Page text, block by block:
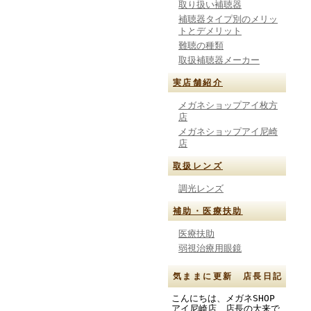
取り扱い補聴器
補聴器タイプ別のメリッ
トとデメリット
難聴の種類
取扱補聴器メーカー
実店舗紹介
メガネショップアイ枚方
店
メガネショップアイ尼崎
店
取扱レンズ
調光レンズ
補助・医療扶助
医療扶助
弱視治療用眼鏡
気ままに更新 店長日記
こんにちは、メガネSHOP
アイ尼崎店 店長の大来で